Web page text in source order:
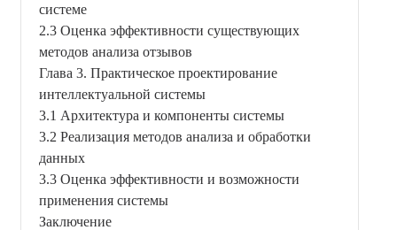
системе
2.3 Оценка эффективности существующих
методов анализа отзывов
Глава 3. Практическое проектирование
интеллектуальной системы
3.1 Архитектура и компоненты системы
3.2 Реализация методов анализа и обработки
данных
3.3 Оценка эффективности и возможности
применения системы
Заключение